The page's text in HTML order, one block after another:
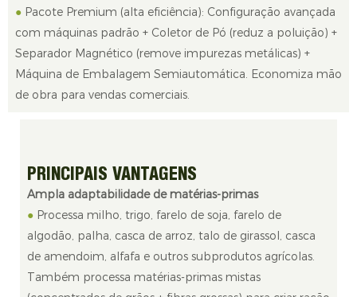
● Pacote Premium (alta eficiência): Configuração avançada
com máquinas padrão + Coletor de Pó (reduz a poluição) +
Separador Magnético (remove impurezas metálicas) +
Máquina de Embalagem Semiautomática. Economiza mão
de obra para vendas comerciais.
PRINCIPAIS VANTAGENS
Ampla adaptabilidade de matérias-primas
● Processa milho, trigo, farelo de soja, farelo de
algodão, palha, casca de arroz, talo de girassol, casca
de amendoim, alfafa e outros subprodutos agrícolas.
Também processa matérias-primas mistas